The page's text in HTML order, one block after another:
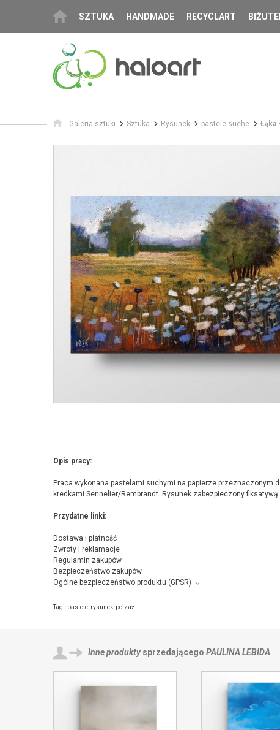
SZTUKA HANDMADE RECYCLART
Galeria sztuki Sztuka Rysunek pastele suche Łąka
Opis pracy:
Praca wykonana pastelami suchymi na papierze
kredkami Sennelier/Rembrandt. Rysunek zabezpieczony
Przydatne linki:
Dostawa i płatność
Zwroty i reklamacje
Regulamin zakupów
Bezpieczeństwo zakupów
Ogólne bezpieczeństwo produktu (GPSR)
Niebieska pracownia, Norwida 4/43, 38-300 Gorlice,
Tagi: pastele rysunek pejzaż
Inne produktysprzedającego PAULINA LEBIDA